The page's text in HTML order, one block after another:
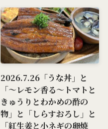
2026.7.26「うな丼」と
「～レモン香る～トマトと
きゅうりとわかめの酢の
物」と「しらすおろし」と
「紅生姜と小ネギの卵焼